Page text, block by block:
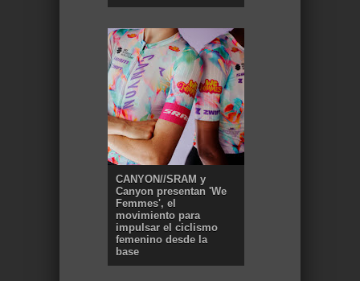
CANYON//SRAM y
Canyon presentan 'We
Femmes', el
movimiento para
impulsar el ciclismo
femenino desde la
base